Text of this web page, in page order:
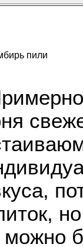
пили
можно